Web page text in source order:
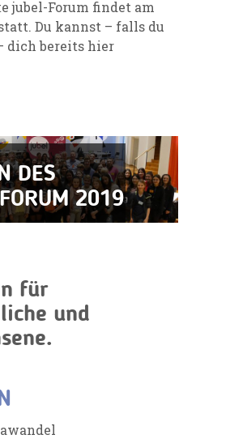
jubel-Forum findet am
statt. Du kannst – falls du
dich bereits hier
DES
2019
für
und